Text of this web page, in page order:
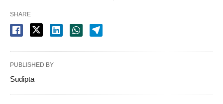
SHARE
PUBLISHED BY
Sudipta